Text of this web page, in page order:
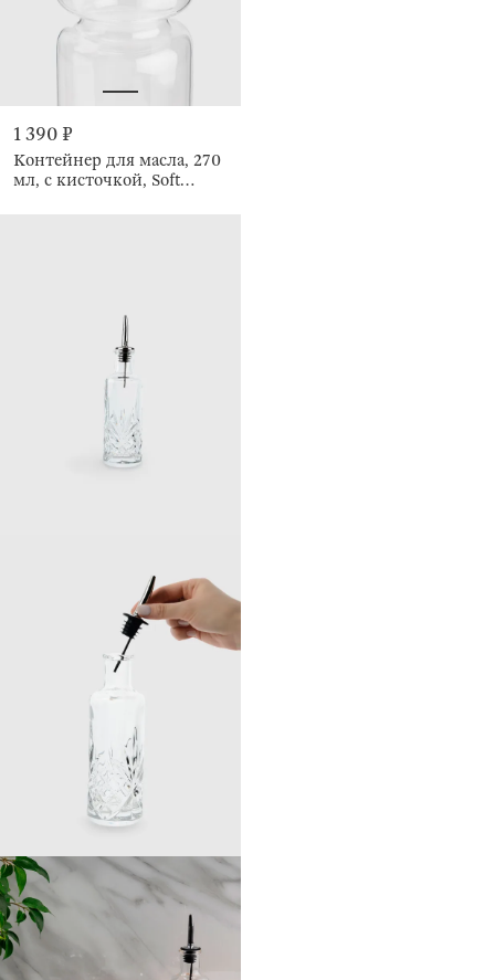
1 390 ₽
Контейнер для масла, 270
мл, с кисточкой, Soft